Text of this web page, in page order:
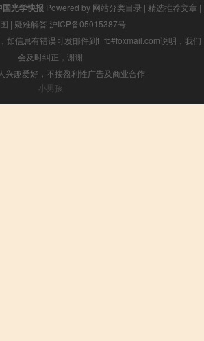
国光学快报 Powered by 网站分类目录 | 精选推荐文章 |
| 疑难解答 沪ICP备05015387号
如信息有错误可发邮件到f_fb#foxmail.com说明，我们
会及时纠正，谢谢
兴趣爱好，不接盈利性广告及商业合作
小男孩